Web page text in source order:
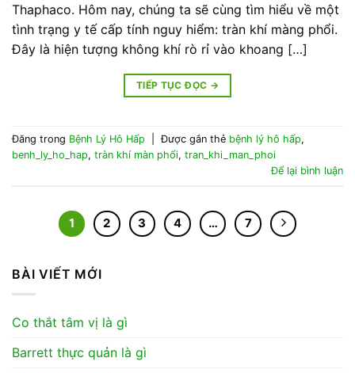
Thaphaco. Hôm nay, chúng ta sẽ cùng tìm hiểu về một
tình trạng y tế cấp tính nguy hiểm: tràn khí màng phổi.
Đây là hiện tượng không khí rò rỉ vào khoang […]
TIẾP TỤC ĐỌC →
Đăng trong Bệnh Lý Hô Hấp Được gắn thẻ bệnh lý hô hấp,
benh_ly_ho_hap, tràn khí màn phổi, tran_khi_man_phoi
Để lại bình luận
1 2 3 4 … 7
BÀI VIẾT MỚI
Co thắt tâm vị là gì
Barrett thực quản là gì